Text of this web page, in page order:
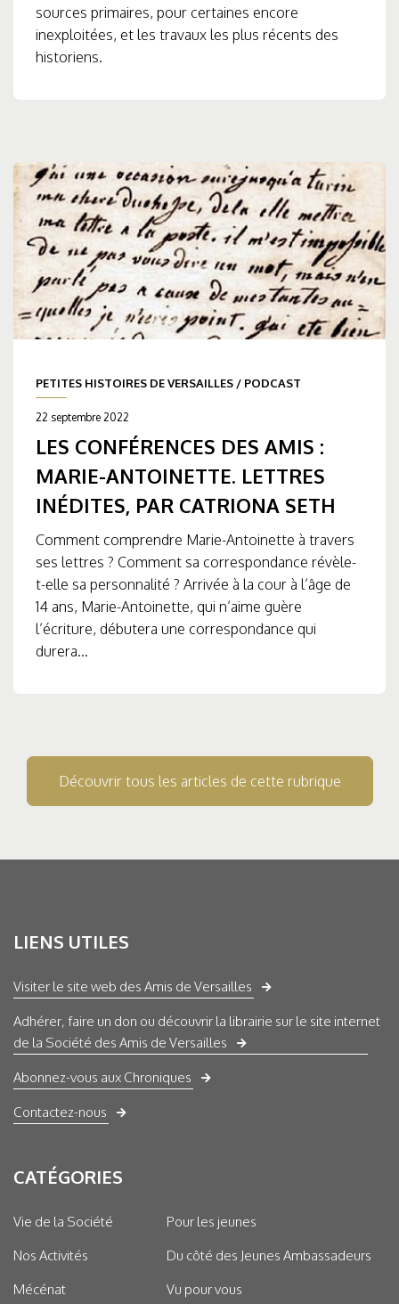
sources primaires, pour certaines encore
inexploitées, et les travaux les plus récents des
historiens.
PETITES HISTOIRES DE VERSAILLES / PODCAST
22 septembre 2022
LES CONFÉRENCES DES AMIS :
MARIE-ANTOINETTE. LETTRES
INÉDITES, PAR CATRIONA SETH
Comment comprendre Marie-Antoinette à travers
ses lettres ? Comment sa correspondance révèle-
t-elle sa personnalité ? Arrivée à la cour à l’âge de
14 ans, Marie-Antoinette, qui n’aime guère
l’écriture, débutera une correspondance qui
durera...
Découvrir tous les articles de cette rubrique
LIENS UTILES
Visiter le site web des Amis de Versailles
Adhérer, faire un don ou découvrir la librairie sur le site internet
de la Société des Amis de Versailles
Abonnez-vous aux Chroniques
Contactez-nous
CATÉGORIES
Vie de la Société
Nos Activités
Mécénat
Pour les jeunes
Du côté des Jeunes Ambassadeurs
Vu pour vous